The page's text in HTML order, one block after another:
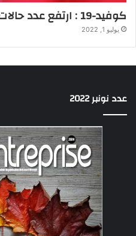
كوفيد-19 : ارتفع عدد حالات الإصابة
يوليو 1, 2022
عدد نونبر 2022